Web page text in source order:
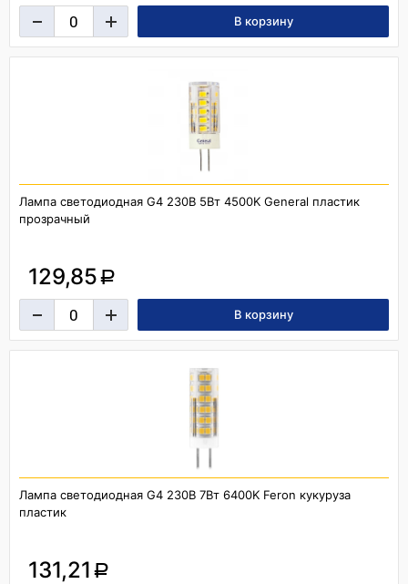
Лампа светодиодная G4 230В 5Вт 4500K General пластик
прозрачный
129,85 a
Лампа светодиодная G4 230В 7Вт 6400K Feron кукуруза
пластик
131,21 a